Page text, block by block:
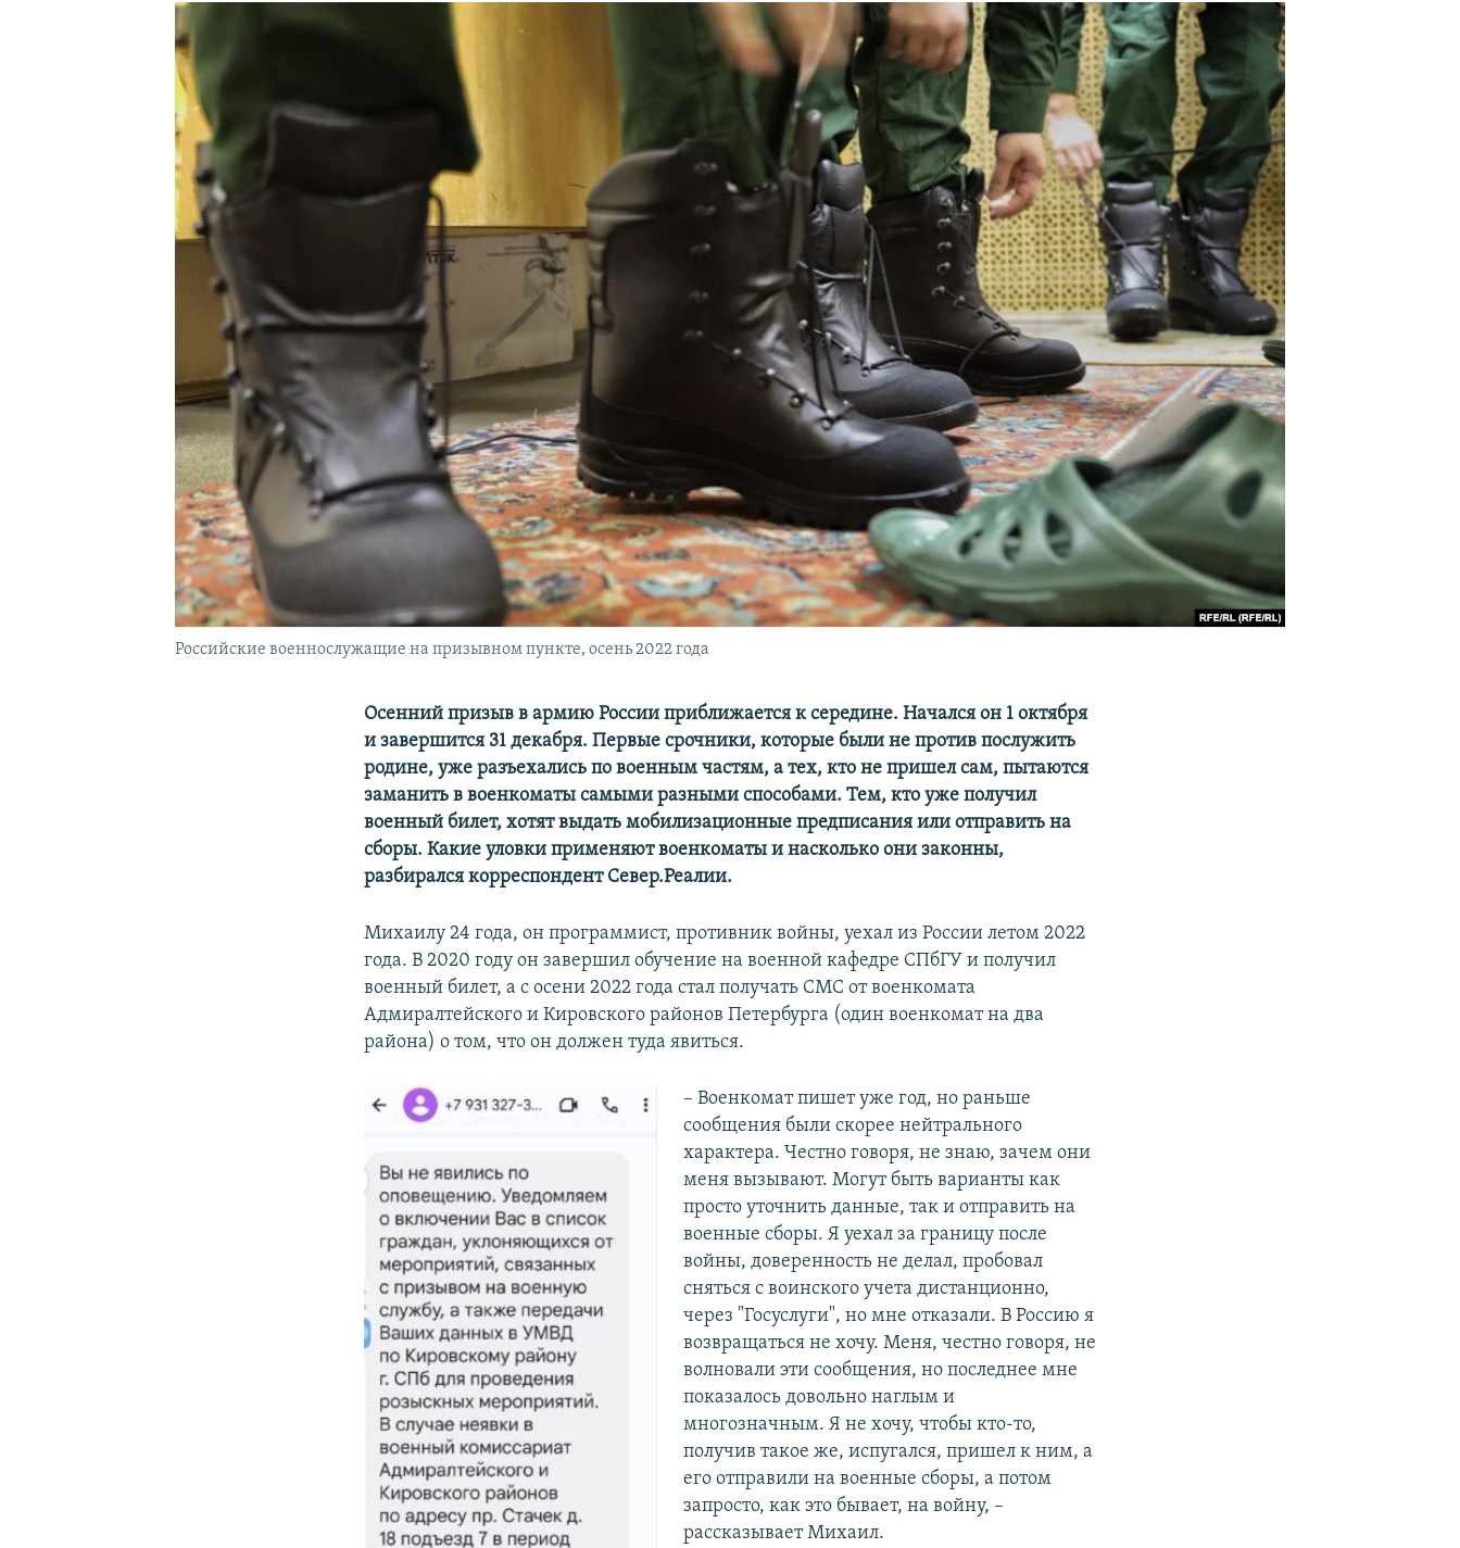
ПОДПИШИТЕСЬ НА РАССЫЛКУ
Российские военнослужащие на призывном пункте, осень 2022 года
Осенний призыв в армию России приближается к середине. Начался он 1 октября
и завершится 31 декабря. Первые срочники, которые были не против послужить
родине, уже разъехались по военным частям, а тех, кто не пришел сам, пытаются
заманить в военкоматы самыми разными способами. Тем, кто уже получил
военный билет, хотят выдать мобилизационные предписания или отправить на
сборы. Какие уловки применяют военкоматы и насколько они законны,
разбирался корреспондент Север.Реалии.
Михаилу 24 года, он программист, противник войны, уехал из России летом 2022
года. В 2020 году он завершил обучение на военной кафедре СПбГУ и получил
военный билет, а с осени 2022 года стал получать СМС от военкомата
Адмиралтейского и Кировского районов Петербурга (один военкомат на два
района) о том, что он должен туда явиться.
– Военкомат пишет уже год, но раньше
сообщения были скорее нейтрального
характера. Честно говоря, не знаю, зачем они
меня вызывают. Могут быть варианты как
просто уточнить данные, так и отправить на
военные сборы. Я уехал за границу после
войны, доверенность не делал, пробовал
сняться с воинского учета дистанционно,
через "Госуслуги", но мне отказали. В Россию я
возвращаться не хочу. Меня, честно говоря, не
волновали эти сообщения, но последнее мне
показалось довольно наглым и
многозначным. Я не хочу, чтобы кто-то,
получив такое же, испугался, пришел к ним, а
его отправили на военные сборы, а потом
запросто, как это бывает, на войну, –
рассказывает Михаил.